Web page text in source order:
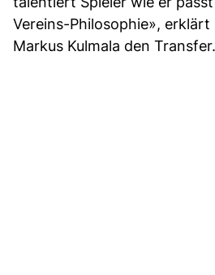
Vereins-Philosophie»,
Markus Kulmala den Transfer.